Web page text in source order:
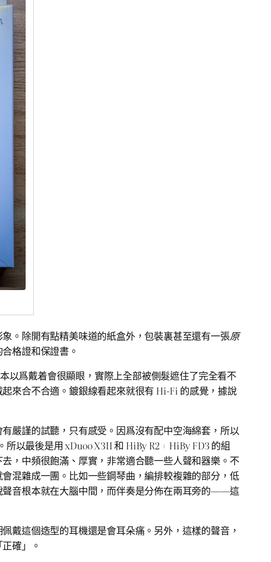
。除開有點精美味道的紙盒外，包裝裏甚至還有一張原
格證和保證書。
以爲戴着會很顯眼，實際上全部被側髮遮住了完全看不
來合不合適。鍍銀線看起來就很有 Hi-Fi 的感覺，據說
嚴謹的試聽，只有感受。因爲沒有配中空海綿套，所以
以最後是用 xDuoo X3II 和 HiBy R2 + HiBy FD3 的組
，中頻很飽滿、厚實，非常適合聽一些人聲和器樂。不
混雜成一團。比如一些鋼琴曲，編排較複雜的部分，低
音根本就在大腦中間，而伴奏是分佈在兩耳旁的——這
戴這個造型的耳機還是會耳朵痛。另外，這樣的聲音，
確」。